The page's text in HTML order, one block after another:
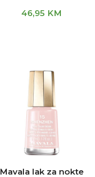
46,95 KM
Mavala lak za nokte